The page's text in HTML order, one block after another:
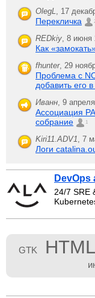
OlegL, 17
Перекличка
REDkiy, 8 июня
Как
fhunter, 29
Проблема с
добавить его
Иванн, 9
Ассоциация
собрание
1
Kiri11.ADV1, 7
Логи
DevOps
24/7 SRE
GTK HTML